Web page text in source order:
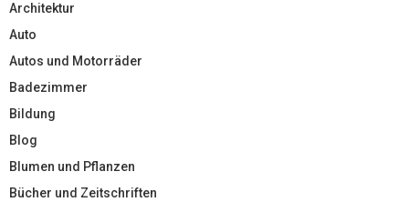
Architektur
Auto
Autos und Motorräder
Badezimmer
Bildung
Blog
Blumen und Pflanzen
Bücher und Zeitschriften